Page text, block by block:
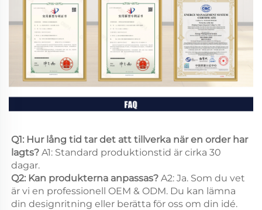
Q1: Hur lång tid tar det att tillverka när en order har
lagts? A1: Standard produktionstid är cirka 30
dagar.
Q2: Kan produkterna anpassas? A2: Ja. Som du vet
är vi en professionell OEM & ODM. Du kan lämna
din designritning eller berätta för oss om din idé.